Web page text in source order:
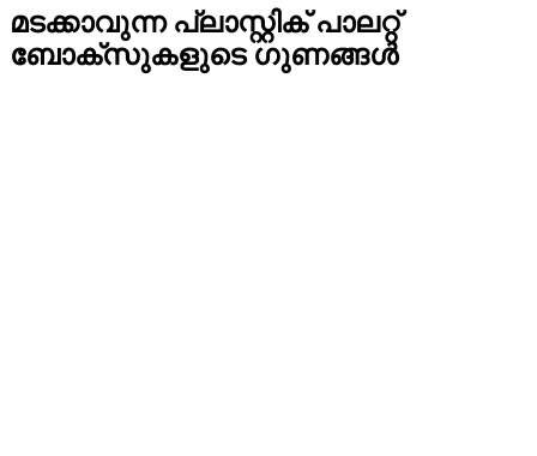
മടക്കാവുന്ന പ്ലാസ്റ്റിക് പാലറ്റ്
ബോക്സുകളുടെ ഗുണങ്ങൾ